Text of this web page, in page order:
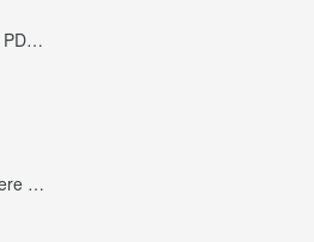
Web Highlights – PDF & Web Highlighter
New Bing Anywhere (Bing Chat GPT-4)